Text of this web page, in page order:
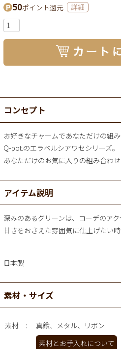
50ポイント還元 詳細
コンセプト
お好きなチャームであなただけの組
Q-pot.のエラベルシアワセシリーズ。
あなただけのお気に入りの組み合わ
アイテム説明
深みのあるグリーンは、コーデのア
甘さをおさえた雰囲気に仕上げたい時
日本製
素材・サイズ
素材
真鍮、メタル、リボン
素材とお手入れについて